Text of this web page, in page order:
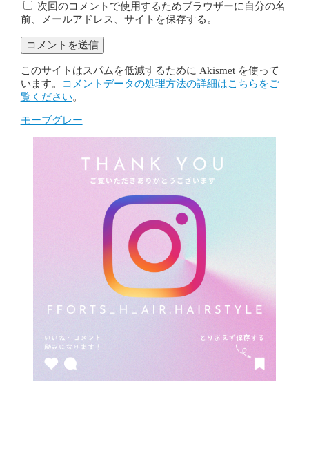
次回のコメントで使用するためブラウザーに自分の名
前、メールアドレス、サイトを保存する。
このサイトはスパムを低減するために Akismet を使って
います。
コメントデータの処理方法の詳細はこちらをご
覧ください。
投
モーブグレー